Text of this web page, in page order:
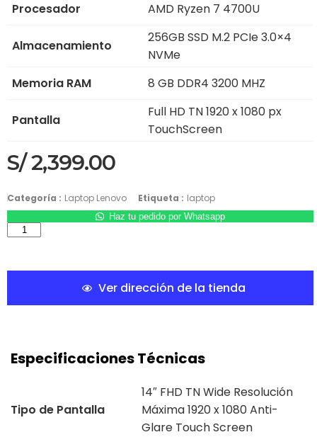
Procesador AMD Ryzen 7 4700U
Almacenamiento
256GB SSD M.2 PCIe 3.0×4
NVMe
Memoria RAM
8 GB DDR4 3200 MHZ
Pantalla
Full HD TN 1920 x 1080 px
TouchScreen
S/2,399.00
Categoría : Laptop Lenovo Etiqueta : laptop
Haz tu pedido por Whatsapp
Ver dirección de la tienda
Especificaciones Técnicas
Tipo de Pantalla
14″ FHD TN Wide Resolución
Máxima 1920 x 1080 Anti-
Glare Touch Screen